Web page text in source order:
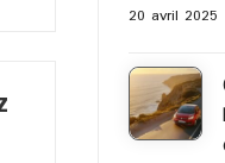
20 avril 2025